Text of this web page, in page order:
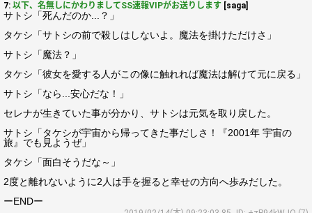
7: 以下、名無しにかわりましてSS速報VIPがお送りします [saga]
サトシ「死んだのか...？」
タケシ「サトシの前で殺しはしないよ。魔法を掛けただけさ」
サトシ「魔法？」
タケシ「彼女を愛する人がこの像に触れれば魔法は解けて元に戻る」
サトシ「なら...安心だな！」
セレナが生きていた事が分かり、サトシは元気を取り戻した。
サトシ「タケシが宇宙から帰ってきた事だしさ！『2001年 宇宙の
旅』でも見ようぜ」
タケシ「面白そうだな～」
2度と離れないように2人は手を握ると幸せの方向へ歩みだした。
ーENDー